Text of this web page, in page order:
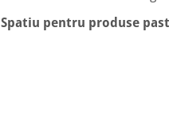
Spatiu pentru produse